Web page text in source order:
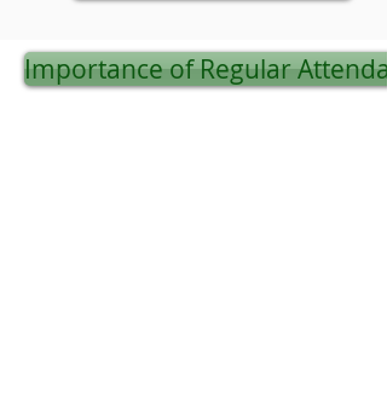
Importance of Regular